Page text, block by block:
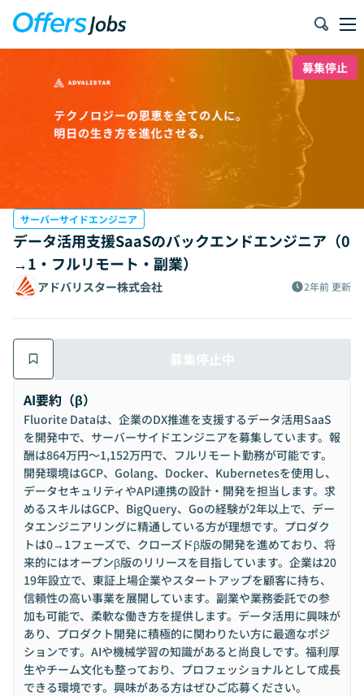
募集停止
サーバーサイドエンジニア
データ活用支援SaaSのバックエンドエンジニア（0
→1・フルリモート・副業）
アドバリスター株式会社 2年前 更新
募集停止中
AI要約（β）
Fluorite Dataは、企業のDX推進を支援するデータ活用SaaS
を開発中で、サーバーサイドエンジニアを募集しています。報
酬は864万円〜1,152万円で、フルリモート勤務が可能です。
開発環境はGCP、Golang、Docker、Kubernetesを使用し、
データセキュリティやAPI連携の設計・開発を担当します。求
めるスキルはGCP、BigQuery、Goの経験が2年以上で、デー
タエンジニアリングに精通している方が理想です。プロダク
トは0→1フェーズで、クローズドβ版の開発を進めており、将
来的にはオープンβ版のリリースを目指しています。企業は20
19年設立で、東証上場企業やスタートアップを顧客に持ち、
信頼性の高い事業を展開しています。副業や業務委託での参
加も可能で、柔軟な働き方を提供します。データ活用に興味が
あり、プロダクト開発に積極的に関わりたい方に最適なポジ
ションです。AIや機械学習の知識があると尚良しです。福利厚
生やチーム文化も整っており、プロフェッショナルとして成長
できる環境です。興味がある方はぜひご応募ください。